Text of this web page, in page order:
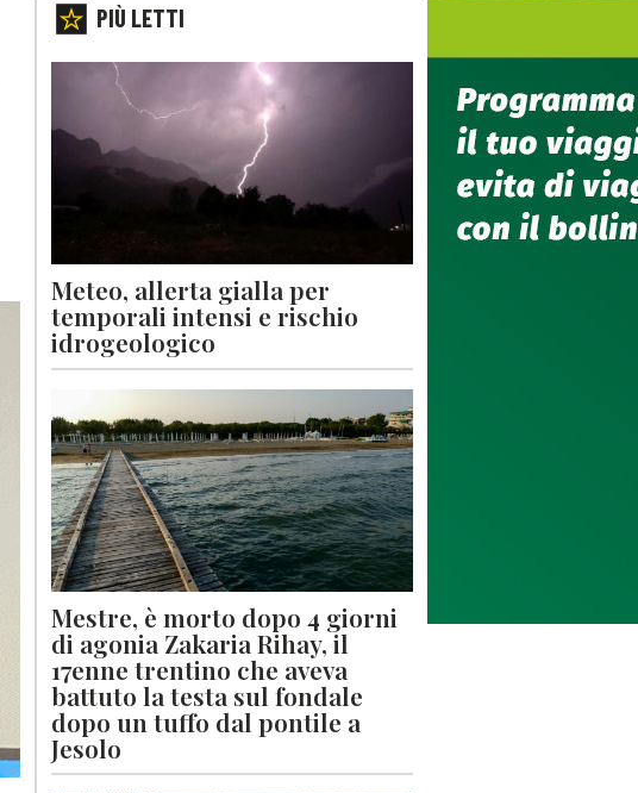
PIÙ LETTI
Meteo, allerta gialla per
temporali intensi e rischio
idrogeologico
Mestre, è morto dopo 4 giorni
di agonia Zakaria Rihay, il
17enne trentino che aveva
battuto la testa sul fondale
dopo un tuffo dal pontile a
Jesolo